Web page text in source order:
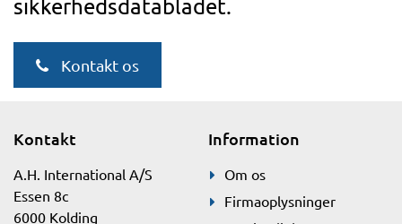
sikkerhedsdatabladet.
Kontakt os
Kontakt
A.H. International A/S
Essen 8c
6000 Kolding
Information
Om os
Firmaoplysninger